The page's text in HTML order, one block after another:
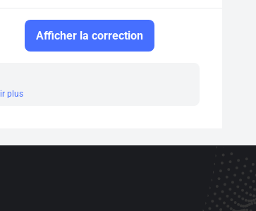
Afficher la correction
plus